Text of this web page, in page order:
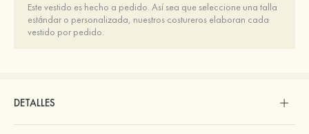
Este vestido es hecho a pedido. Así sea que seleccione una talla
estándar o personalizada, nuestros costureros elaboran cada
vestido por pedido.
DETALLES